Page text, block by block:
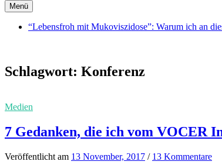
Menü
“Lebensfroh mit Mukoviszidose”: Warum ich an
Schlagwort: Konferenz
Medien
7 Gedanken, die ich vom VOCER
Veröffentlicht am 13 November, 2017 / 13 Kommentare